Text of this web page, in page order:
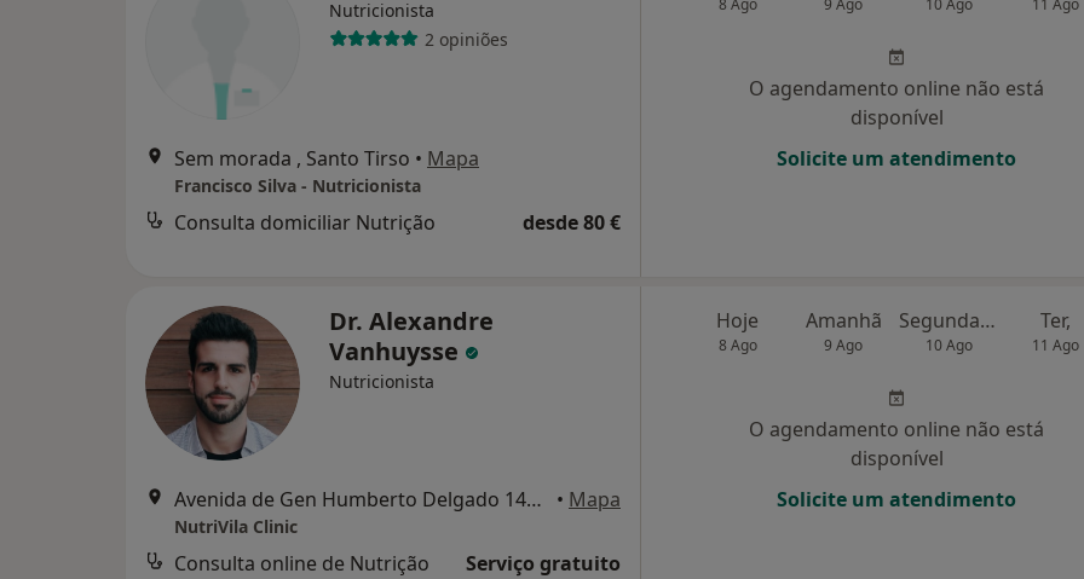
Nutricionista
2 opiniões
Sem morada , Santo Tirso • Mapa
Francisco Silva - Nutricionista
Consulta domiciliar Nutrição desde 80 €
8 Ago 9 Ago 10 Ago 11 Ago
O agendamento online não está
disponível
Solicite um atendimento
Dr. Alexandre
Vanhuysse
Nutricionista
Avenida de Gen Humberto Delgado 145, Vila Do Conde • Mapa
NutriVila Clinic
Consulta online de Nutrição Serviço gratuito
Hoje
8 Ago
Amanhã
9 Ago
Segunda-feira
10 Ago
Ter,
11 Ago
O agendamento online não está
disponível
Solicite um atendimento